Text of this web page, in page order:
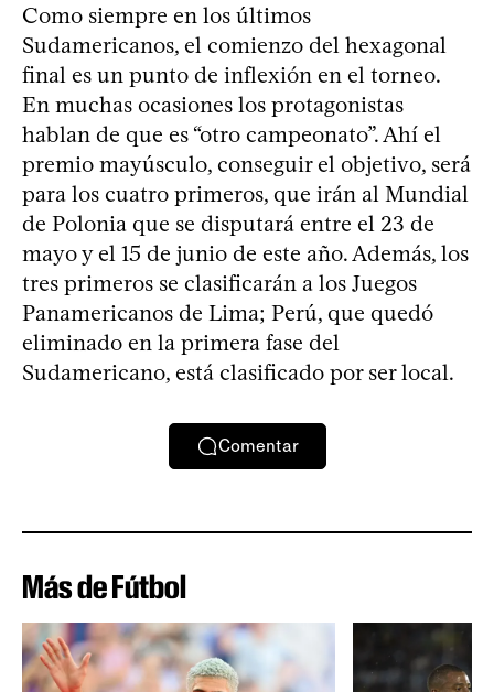
Como siempre en los últimos
Sudamericanos, el comienzo del hexagonal
final es un punto de inflexión en el torneo.
En muchas ocasiones los protagonistas
hablan de que es “otro campeonato”. Ahí el
premio mayúsculo, conseguir el objetivo, será
para los cuatro primeros, que irán al Mundial
de Polonia que se disputará entre el 23 de
mayo y el 15 de junio de este año. Además, los
tres primeros se clasificarán a los Juegos
Panamericanos de Lima; Perú, que quedó
eliminado en la primera fase del
Sudamericano, está clasificado por ser local.
Comentar
Más de Fútbol